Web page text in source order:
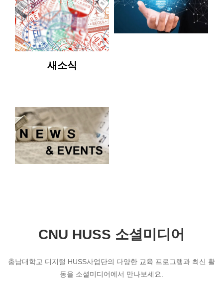
새소식
지털 직무능력 개
발과정 안내
최고관리자 07-28
HUSS | 공지사항더보기
CNU HUSS 소셜미디어
충남대학교 디지털 HUSS사업단의 다양한 교육 프로그램과 최신 활
동을 소셜미디어에서 만나보세요.